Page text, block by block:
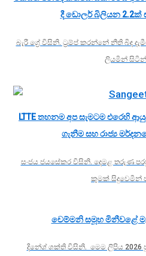
දී ඩොලර් බිලියන 2.2ක්
බැරී ග්‍රේ විසිනි. ට්‍රම්ප් කරන්නේ නීති බිඳ
ලියමින්
LTTE තහනම අප සැමටම එරෙහි
ගැනීම සහ රාජ්‍ය
සංජය ජයසේකර විසිනි. දෙමළ තරුණ
කුමක් සිදුවෙමින්
චෙම්මනි සමූහ මිනීවළේ
දිනේශ් ශක්ති විසිනි. මෙම ලිපිය 2026